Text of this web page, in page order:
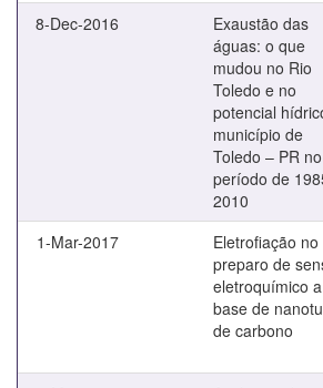
8-Dec-2016
Exaustão das
águas: o que
mudou no Rio
Toledo e no
potencial
município de
Toledo – PR no
período de
2010
1-Mar-2017
Eletrofiação no
preparo de
eletroquímico a
base de
de carbono